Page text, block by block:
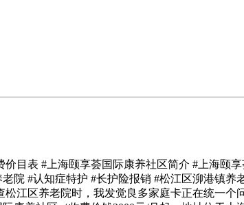
表 #上海颐享荟国际康养社区简介 #上海颐
院 #认知症特护 #长护险报销 #松江区泖港镇
江区养老院时，我发觉良多家庭卡正在统一